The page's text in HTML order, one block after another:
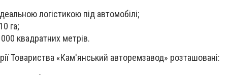
логістикою під автомобілі;
га;
квадратних метрів.
Товариства «Кам'янський авторемзавод» розташовані: